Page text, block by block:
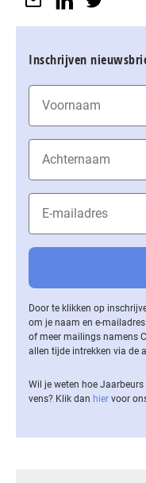
Inschrijven
Door te klikken op
om je naam en e-
of meer mailings namens
allen tijde intrekken via de
Wil je weten hoe
vens? Klik dan hier voor